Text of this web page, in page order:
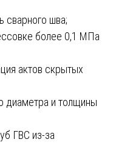
сварного шва;
более 0,1 МПа
актов скрытых
диаметра и толщины
ГВС из-за